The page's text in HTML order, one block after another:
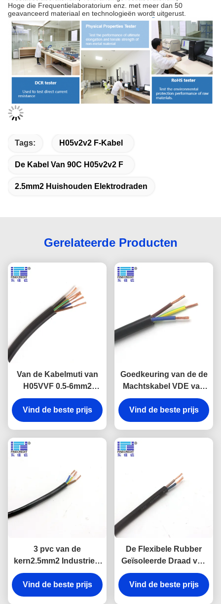
Hoge die Frequentielaboratorium enz. met meer dan 50
geavanceerd materiaal en technologieën wordt uitgerust.
Tags: H05v2v2 F-Kabel
De Kabel Van 90C H05v2v2 F
2.5mm2 Huishouden Elektrodraden
Gerelateerde Producten
Van de Kabelmuti van
H05VVF 0.5-6mm2
Industriële Flexibele de
Kernkoperen geleider
Vind de beste prijs
Goedkeuring van de de
Machtskabel VDE van
pvc van h05v2v2-F
2x0.75mm2 300/500V de
Flexibele
Vind de beste prijs
3 pvc van de
kern2.5mm2 Industrieel
Flexibel die Kabel voor
Huishouden wordt
geïsoleerd
Vind de beste prijs
De Flexibele Rubber
Geïsoleerde Draad van
YZW, 1.5mm - 400mm
Naakte Koperen
geleider Cable
Vind de beste prijs